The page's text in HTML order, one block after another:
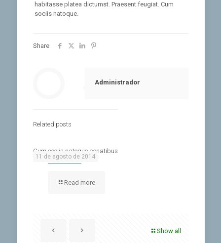
habitasse platea dictumst. Praesent feugiat. Cum
sociis natoque.
Share
Administrador
Related posts
11 de agosto de 2014
Cum sociis natoque penatibus
Read more
Show all